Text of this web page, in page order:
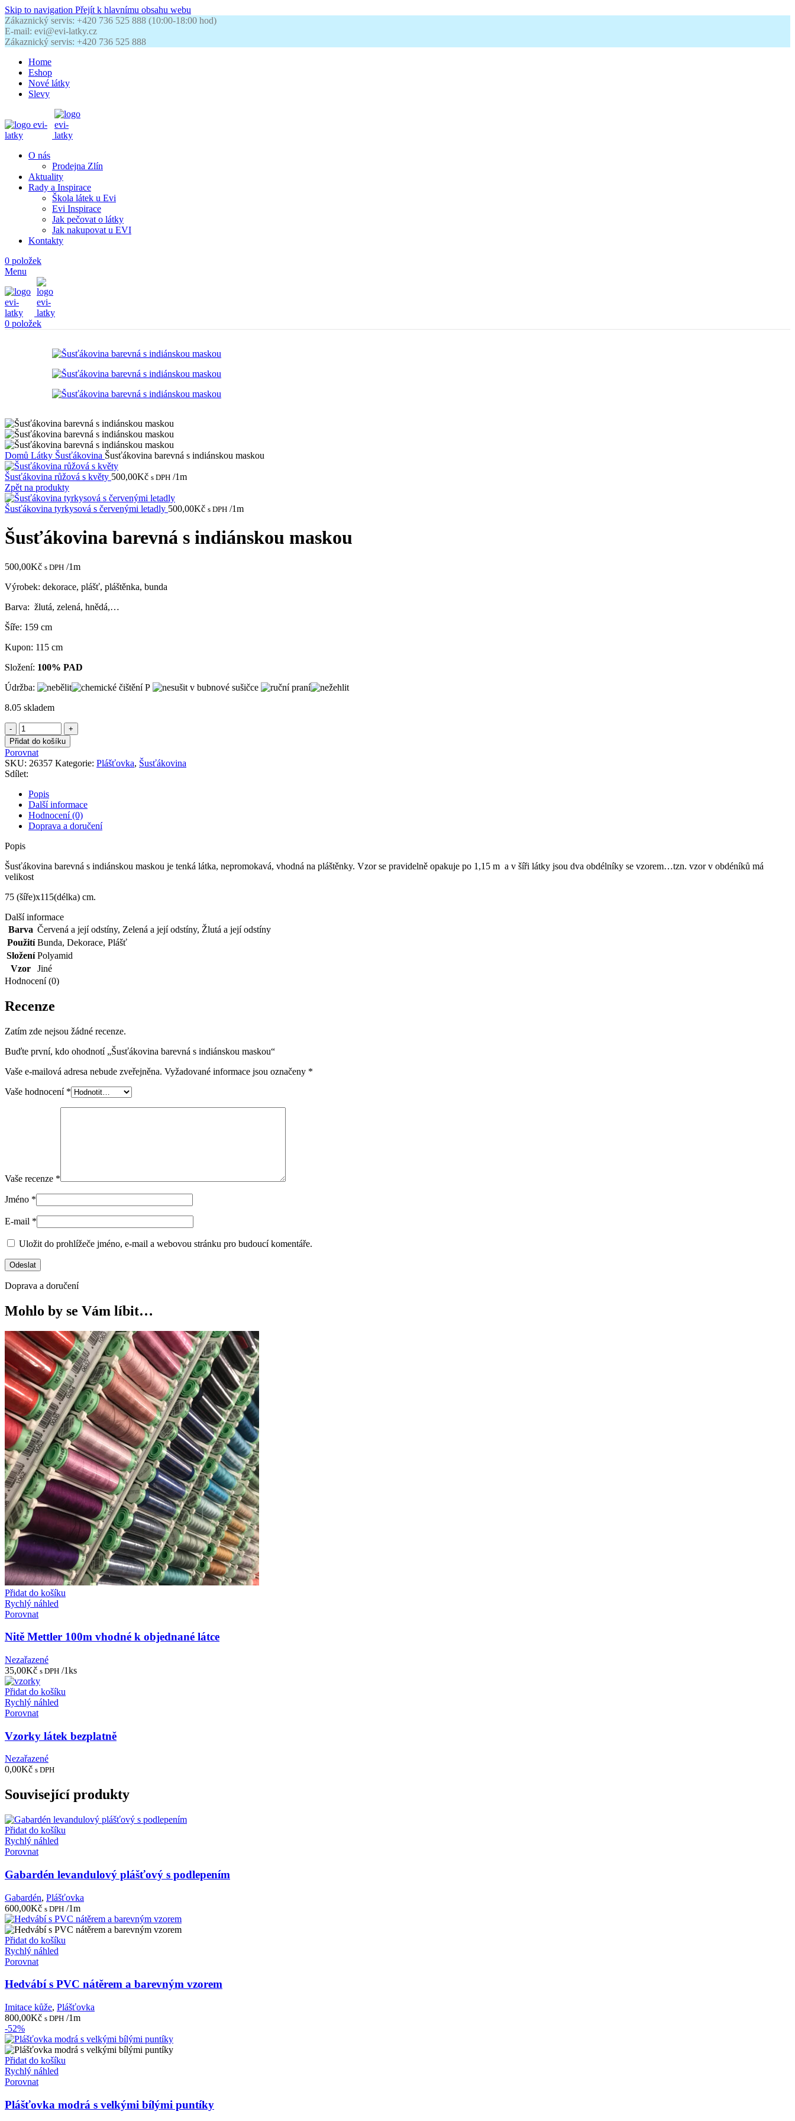
Skip to navigation Přejít k hlavnímu obsahu webu
Zákaznický servis: +420 736 525 888 (10:00-18:00 hod)
E-mail: evi@evi-latky.cz
Zákaznický servis: +420 736 525 888
Home
Eshop
Nové látky
Slevy
O nás
Prodejna Zlín
Aktuality
Rady a Inspirace
Škola látek u Evi
Evi Inspirace
Jak pečovat o látky
Jak nakupovat u EVI
Kontakty
0 položek
Menu
0 položek
Domů Látky Šusťákovina Šusťákovina barevná s indiánskou maskou
Šusťákovina růžová s květy 500,00Kč s DPH /1m
Zpět na produkty
Šusťákovina tyrkysová s červenými letadly 500,00Kč s DPH /1m
Šusťákovina barevná s indiánskou maskou
500,00Kč s DPH /1m
Výrobek: dekorace, plášť, pláštěnka, bunda
Barva: žlutá, zelená, hnědá,…
Šíře: 159 cm
Kupon: 115 cm
Složení: 100% PAD
Údržba:
8.05 skladem
Šusťákovina
barevná
s
indiánskou
maskou
množství
Přidat do košíku
Porovnat
SKU: 26357 Kategorie: Plášťovka, Šusťákovina
Sdílet:
Popis
Další informace
Hodnocení (0)
Doprava a doručení
Popis
Šusťákovina barevná s indiánskou maskou je tenká látka, nepromokavá, vhodná na pláštěnky. Vzor se pravidelně opakuje po 1,15 m a v šíři látky jsou dva obdélníky se vzorem…tzn. vzor v obdéníků má
velikost
75 (šíře)x115(délka) cm.
Další informace
Barva Červená a její odstíny, Zelená a její odstíny, Žlutá a její odstíny
Použití Bunda, Dekorace, Plášť
Složení Polyamid
Vzor
Jiné
Hodnocení (0)
Recenze
Zatím zde nejsou žádné recenze.
Buďte první, kdo ohodnotí „Šusťákovina barevná s indiánskou maskou“
Vaše e-mailová adresa nebude zveřejněna. Vyžadované informace jsou označeny *
Vaše hodnocení *
Vaše recenze *
Jméno *
E-mail *
Uložit do prohlížeče jméno, e-mail a webovou stránku pro budoucí komentáře.
Doprava a doručení
Mohlo by se Vám líbit…
Přidat do košíku
Rychlý náhled
Porovnat
Nitě Mettler 100m vhodné k objednané látce
Nezařazené
35,00Kč s DPH /1ks
Přidat do košíku
Rychlý náhled
Porovnat
Vzorky látek bezplatně
Nezařazené
0,00Kč s DPH
Související produkty
Přidat do košíku
Rychlý náhled
Porovnat
Gabardén levandulový plášťový s podlepením
Gabardén, Plášťovka
600,00Kč s DPH /1m
Přidat do košíku
Rychlý náhled
Porovnat
Hedvábí s PVC nátěrem a barevným vzorem
Imitace kůže, Plášťovka
800,00Kč s DPH /1m
-52%
Přidat do košíku
Rychlý náhled
Porovnat
Plášťovka modrá s velkými bílými puntíky